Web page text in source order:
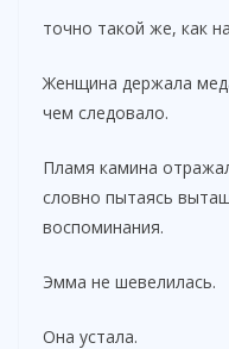
точно такой же, как
Женщина держала
чем следовало.
Пламя камина
словно пытаясь
воспоминания.
Эмма не шевелилась.
Она устала.